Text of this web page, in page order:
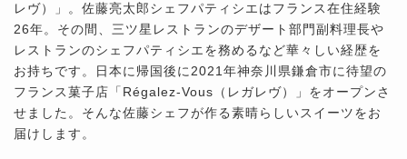
レヴ）」。佐藤亮太郎シェフパティシエはフランス在住経験
26年。その間、三ツ星レストランのデザート部門副料理長や
レストランのシェフパティシエを務めるなど華々しい経歴を
お持ちです。日本に帰国後に2021年神奈川県鎌倉市に待望の
フランス菓子店「Régalez-Vous（レガレヴ）」をオープンさ
せました。そんな佐藤シェフが作る素晴らしいスイーツをお
届けします。